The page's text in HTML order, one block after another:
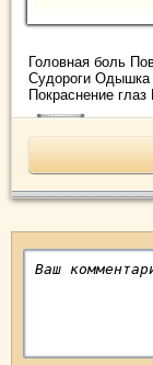
Головная боль
Судороги
Покраснение